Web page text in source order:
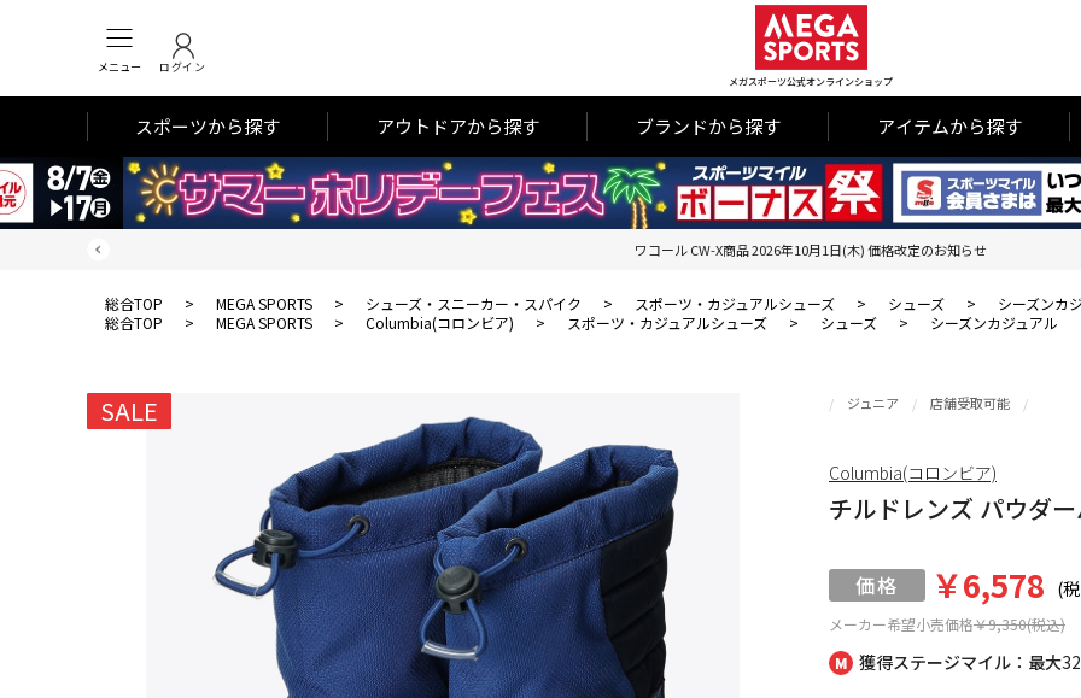
メニュー ログイン
メガスポーツ公式オンラインショップ
スポーツから探す アウトドアから探す ブランドから探す アイテムから探す
ワコール CW-X商品 2026年10月1日(木) 価格改定のお知らせ
総合TOP > MEGA SPORTS > シューズ・スニーカー・スパイク > スポーツ・カジュアルシューズ > シューズ > シーズンカ
総合TOP
> MEGA SPORTS > Columbia(コロンビア) > スポーツ・カジュアルシューズ > シューズ > シーズンカジュアル
SALE
獲得ステージマイル：最大
ジュニア 店舗受取可能
チルドレンズ パウダ
メーカー希望小売価格￥9,350(税込)
￥6,578 (
Columbia(コロンビア)